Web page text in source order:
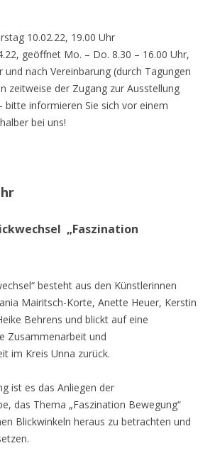
10.02.22, 19.00 Uhr
geöffnet Mo. – Do. 8.30 – 16.00 Uhr,
und nach Vereinbarung (durch Tagungen
zeitweise der Zugang zur Ausstellung
bitte informieren Sie sich vor einem
bei uns!
„Faszination
besteht aus den Künstlerinnen
Mairitsch-Korte, Anette Heuer, Kerstin
Behrens und blickt auf eine
Zusammenarbeit und
im Kreis Unna zurück.
ist es das Anliegen der
das Thema „Faszination Bewegung“
Blickwinkeln heraus zu betrachten und